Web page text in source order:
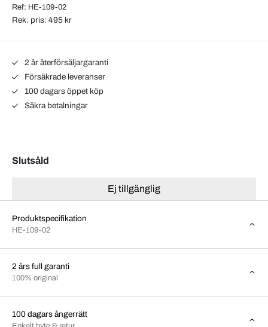
Ref: HE-109-02
Rek. pris: 495 kr
2 år återförsäljargaranti
Försäkrade leveranser
100 dagars öppet köp
Säkra betalningar
Slutsåld
Ej tillgänglig
Produktspecifikation
HE-109-02
2 års full garanti
100% original
100 dagars ångerrätt